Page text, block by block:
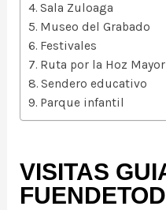
Sala Zuloaga
Museo del Grabado
Festivales
Ruta por la Hoz Mayor
Sendero educativo
Parque infantil
VISITAS